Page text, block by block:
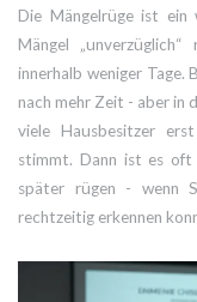
Die Mängelrüge ist ein
Mängel
innerhalb weniger Tage.
nach mehr Zeit - aber in
viele Hausbesitzer
stimmt. Dann ist es oft
später rügen - wenn
rechtzeitig erkennen